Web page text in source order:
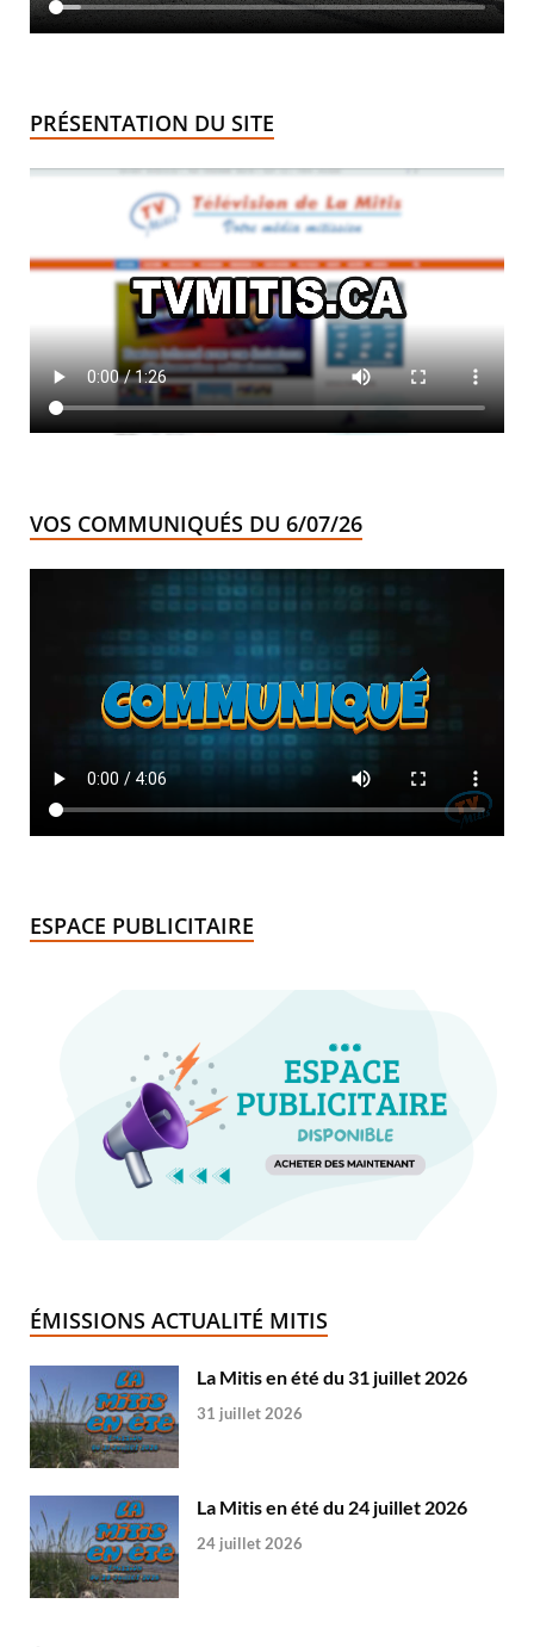
PRÉSENTATION DU SITE
VOS COMMUNIQUÉS DU 6/07/26
ESPACE PUBLICITAIRE
ÉMISSIONS ACTUALITÉ MITIS
La Mitis en été du 31 juillet 2026
31 juillet 2026
La Mitis en été du 24 juillet 2026
24 juillet 2026